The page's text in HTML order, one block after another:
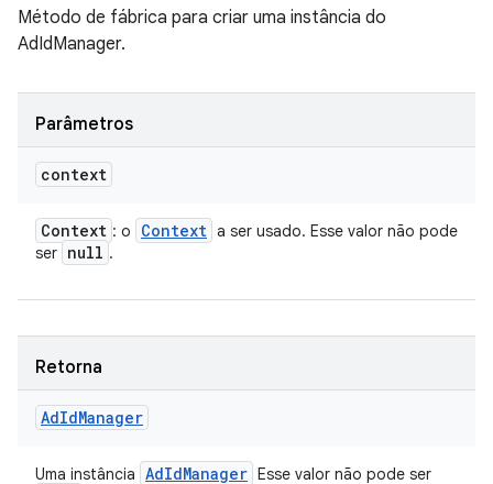
Método de fábrica para criar uma instância do
AdIdManager.
Parâmetros
context
Context : o Context a ser usado. Esse valor não pode
ser null .
Retorna
AdIdManager
Uma instância AdIdManager Esse valor não pode ser